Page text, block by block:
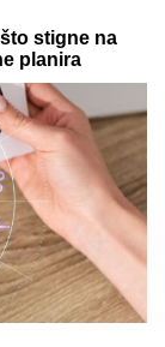
za vikend:
у војном